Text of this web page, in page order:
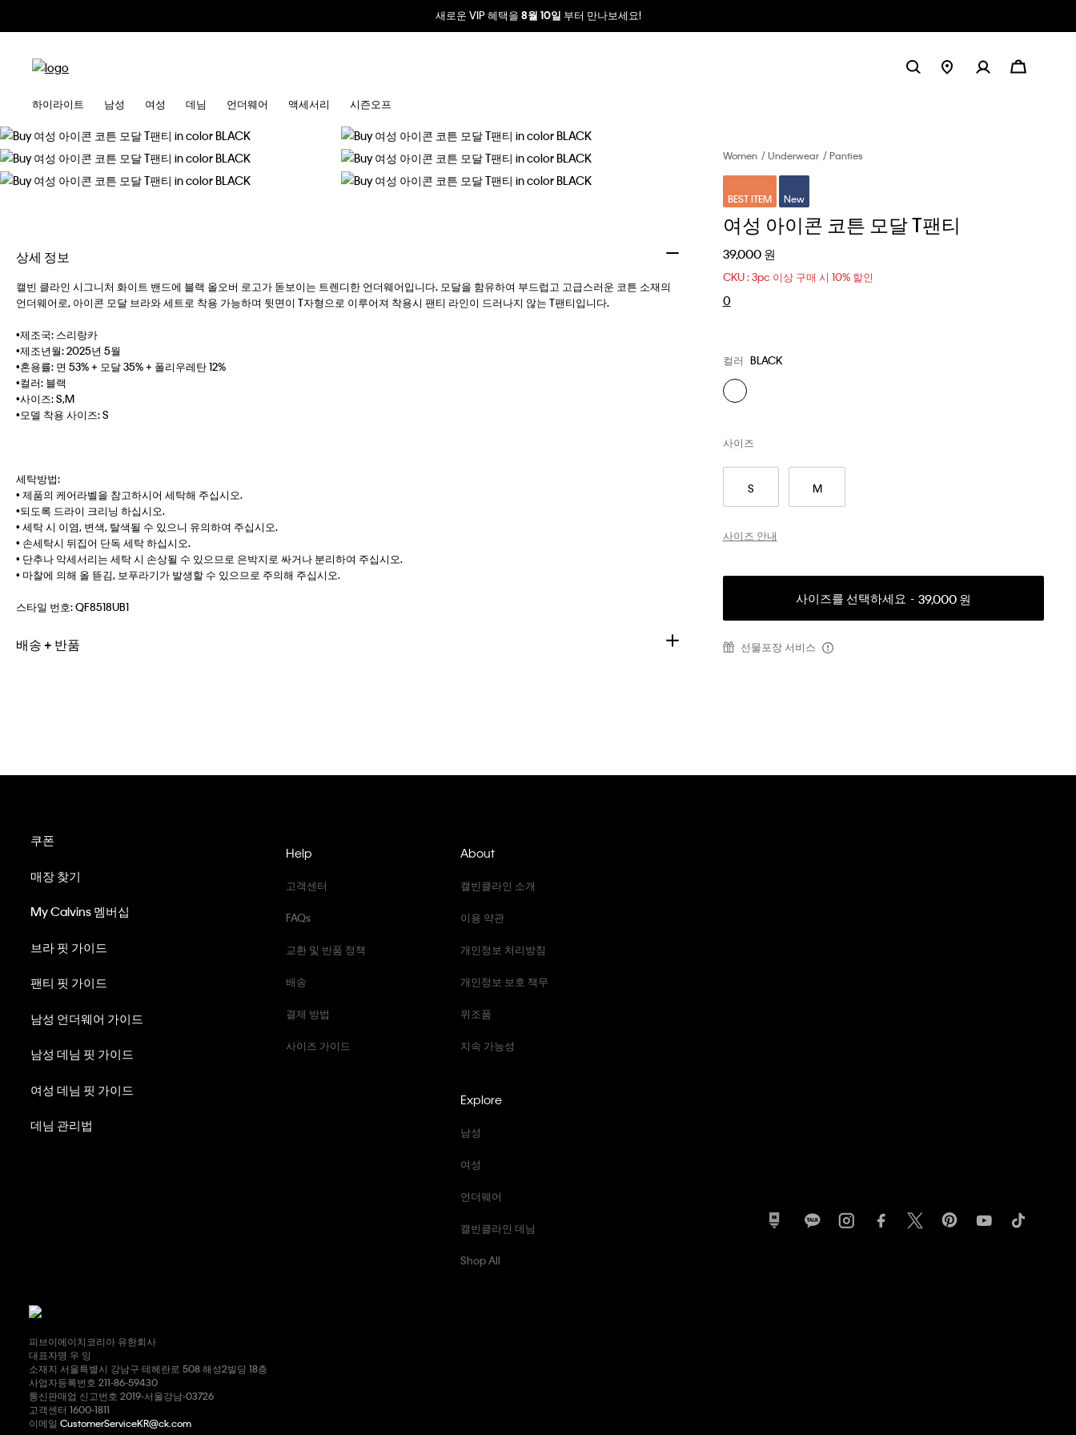
새로운 VIP 혜택을 8월 10일 부터 만나보세요!
하이라이트 남성 여성 데님 언더웨어 액세서리 시즌오프
상세 정보
캘빈 클라인 시그니처 화이트 밴드에 블랙 올오버 로고가 돋보이는 트렌디한 언더웨어입니다. 모달을 함유하여 부드럽고 고급스러운 코튼 소재의
언더웨어로, 아이콘 모달 브라와 세트로 착용 가능하며 뒷면이 T자형으로 이루어져 착용시 팬티 라인이 드러나지 않는 T팬티입니다.
•제조국: 스리랑카
•제조년월: 2025년 5월
•혼용률: 면 53% + 모달 35% + 폴리우레탄 12%
•컬러: 블랙
•사이즈: S,M
•모델 착용 사이즈: S
세탁방법:
• 제품의 케어라벨을 참고하시어 세탁해 주십시오.
•되도록 드라이 크리닝 하십시오.
• 세탁 시 이염, 변색, 탈색될 수 있으니 유의하여 주십시오.
• 손세탁시 뒤집어 단독 세탁 하십시오.
• 단추나 악세서리는 세탁 시 손상될 수 있으므로 은박지로 싸거나 분리하여 주십시오.
• 마찰에 의해 올 뜯김, 보푸라기가 발생할 수 있으므로 주의해 주십시오.
스타일 번호:QF8518UB1
배송 + 반품
Women Underwear Panties
BEST ITEM New
여성 아이콘 코튼 모달 T팬티
39,000 원
CKU : 3pc 이상 구매 시 10% 할인
0
컬러 BLACK
S M
사이즈
사이즈 안내
사이즈를 선택하세요 39,000 원
선물포장 서비스
Help
고객센터
FAQs
교환 및 반품 정책
배송
결제 방법
사이즈 가이드
쿠폰
매장 찾기
My Calvins 멤버십
브라 핏 가이드
팬티 핏 가이드
남성 언더웨어 가이드
남성 데님 핏 가이드
여성 데님 핏 가이드
데님 관리법
Explore
남성
여성
언더웨어
캘빈클라인 데님
Shop All
About
캘빈클라인 소개
이용 약관
개인정보 처리방침
개인정보 보호 책무
위조품
지속 가능성
피브이에이치코리아 유한회사
대표자명 우 잉
소재지 서울특별시 강남구 테헤란로 508 해성2빌딩 18층
사업자등록번호 211-86-59430
통신판매업 신고번호 2019-서울강남-03726
고객센터 1600-1811
이메일 CustomerServiceKR@ck.com